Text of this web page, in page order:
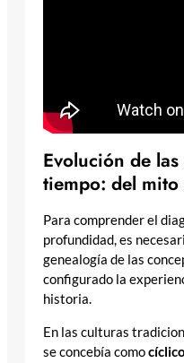
Evolución de
tiempo: del
Para comprender el
profundidad, es
genealogía de las
configurado la
historia.
En las culturas
se concebía comocíclico